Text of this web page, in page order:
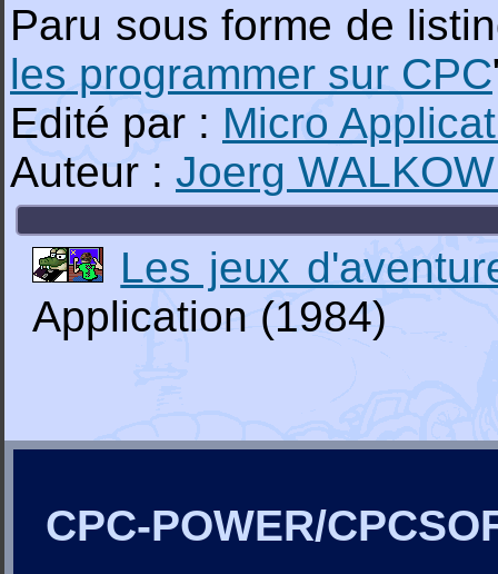
Paru sous forme de
les programmer sur CPC
Edité par : Micro
Auteur : Joerg
Les jeux
Application (1984)
CPC-POWER/